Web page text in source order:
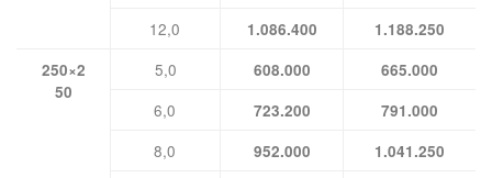
12,0 1.086.400
1.188.250
250×2
50
5,0 608.000 665.000
6,0 723.200 791.000
8,0 952.000 1.041.250